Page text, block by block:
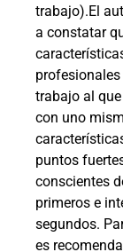
trabajo).El
a constatar
trabajo al
con uno
puntos
conscientes
primeros e
segundos.
es